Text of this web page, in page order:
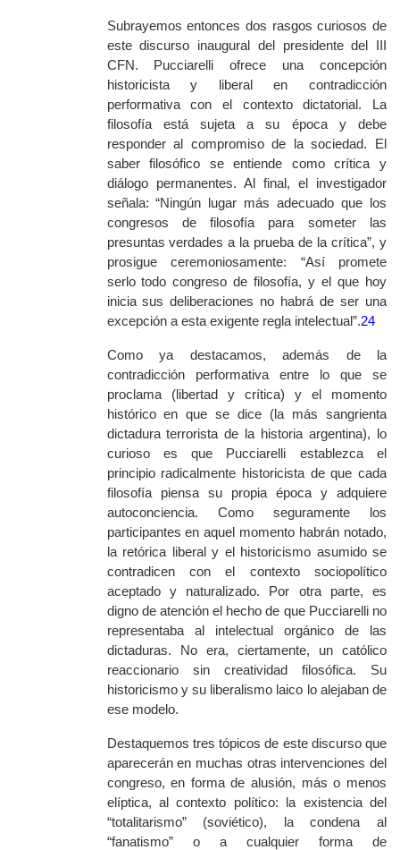
Subrayemos entonces dos rasgos curiosos de
este discurso inaugural del presidente del III
CFN. Pucciarelli ofrece una concepción
historicista y liberal en contradicción
performativa con el contexto dictatorial. La
filosofía está sujeta a su época y debe
responder al compromiso de la sociedad. El
saber filosófico se entiende como crítica y
diálogo permanentes. Al final, el investigador
señala: “Ningún lugar más adecuado que los
congresos de filosofía para someter las
presuntas verdades a la prueba de la crítica”, y
prosigue ceremoniosamente: “Así promete
serlo todo congreso de filosofía, y el que hoy
inicia sus deliberaciones no habrá de ser una
excepción a esta exigente regla intelectual”.24
Como ya destacamos, además de la
contradicción performativa entre lo que se
proclama (libertad y crítica) y el momento
histórico en que se dice (la más sangrienta
dictadura terrorista de la historia argentina), lo
curioso es que Pucciarelli establezca el
principio radicalmente historicista de que cada
filosofía piensa su propia época y adquiere
autoconciencia. Como seguramente los
participantes en aquel momento habrán notado,
la retórica liberal y el historicismo asumido se
contradicen con el contexto sociopolítico
aceptado y naturalizado. Por otra parte, es
digno de atención el hecho de que Pucciarelli no
representaba al intelectual orgánico de las
dictaduras. No era, ciertamente, un católico
reaccionario sin creatividad filosófica. Su
historicismo y su liberalismo laico lo alejaban de
ese modelo.
Destaquemos tres tópicos de este discurso que
aparecerán en muchas otras intervenciones del
congreso, en forma de alusión, más o menos
elíptica, al contexto político: la existencia del
“totalitarismo” (soviético), la condena al
“fanatismo” o a cualquier forma de